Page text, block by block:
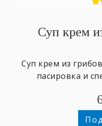
Суп крем
Суп крем из
пасировка и